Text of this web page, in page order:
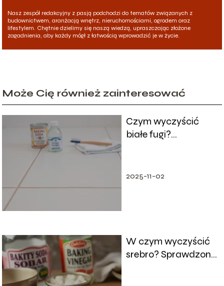
Nasz zespół redakcyjny z pasją podchodzi do tematów związanych z
budownictwem, aranżacją wnętrz, nieruchomościami, ogrodem oraz
lifestylem. Chętnie dzielimy się naszą wiedzą, upraszczając złożone
zagadnienia, aby każdy mógł z łatwością wprowadzić je w życie.
Może Cię również zainteresować
Czym wyczyścić
białe fugi?
2025-11-02
W czym wyczyścić
srebro? Sprawdzone